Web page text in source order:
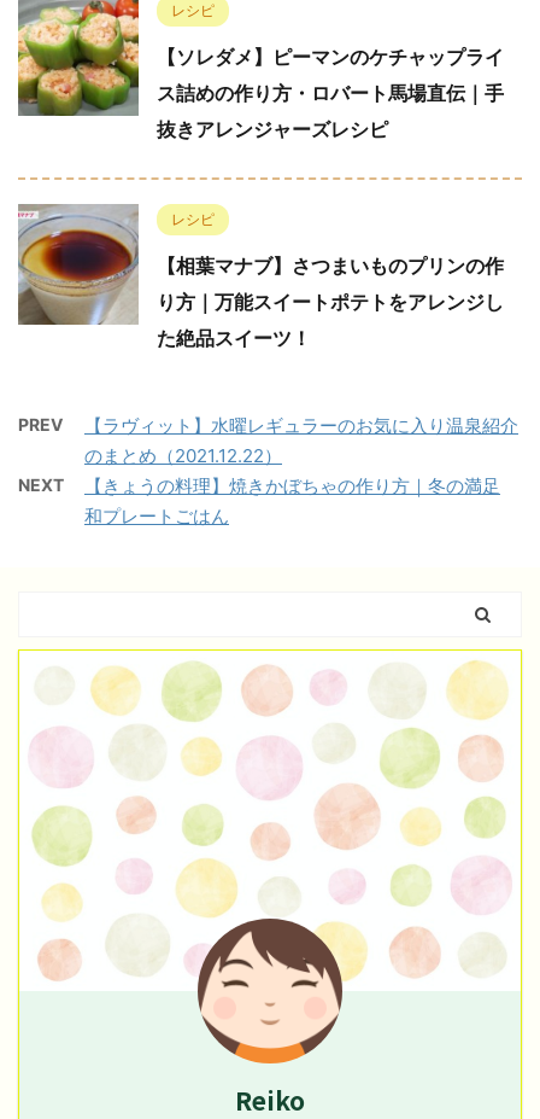
レシピ
【ソレダメ】ピーマンのケチャップライ
ス詰めの作り方・ロバート馬場直伝｜手
抜きアレンジャーズレシピ
レシピ
【相葉マナブ】さつまいものプリンの作
り方｜万能スイートポテトをアレンジし
た絶品スイーツ！
PREV
【ラヴィット】水曜レギュラーのお気に入り温泉紹介
のまとめ（2021.12.22）
NEXT
【きょうの料理】焼きかぼちゃの作り方｜冬の満足
和プレートごはん
Reiko